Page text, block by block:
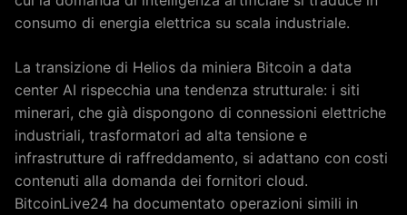
consumo di energia elettrica su scala industriale.
La transizione di Helios da miniera Bitcoin a data
center AI rispecchia una tendenza strutturale: i siti
minerari, che già dispongono di connessioni elettriche
industriali, trasformatori ad alta tensione e
infrastrutture di raffreddamento, si adattano con costi
contenuti alla domanda dei fornitori cloud.
BitcoinLive24 ha documentato operazioni simili in